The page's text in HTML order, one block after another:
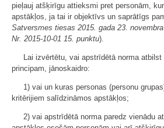
pieļauj atšķirīgu attieksmi pret personām,
apstākļos, ja tai ir objektīvs un saprātīgs
Satversmes tiesas 2015. gada 23.
Nr. 2015-10-01 15. punktu).
Lai izvērtētu, vai apstrīdētā norma
principam, jānoskaidro:
1) vai un kuras personas (personu
kritērijiem salīdzināmos apstākļos;
2) vai apstrīdētā norma paredz vienādu